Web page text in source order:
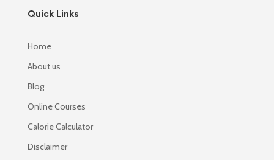
Quick Links
Home
About us
Blog
Online Courses
Calorie Calculator
Disclaimer